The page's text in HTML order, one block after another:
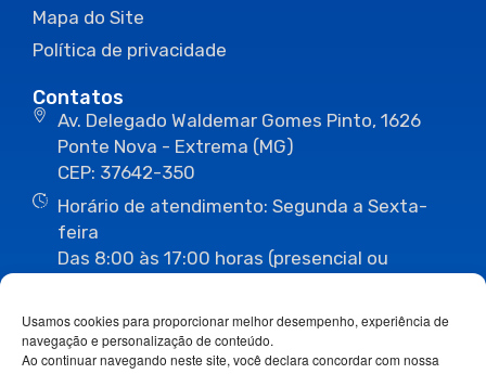
Usamos cookies para proporcionar melhor desempenho, experiência de
navegação e personalização de conteúdo.
Ao continuar navegando neste site, você declara concordar com nossa
Mapa do Site
Política de privacidade
Contatos
Av. Delegado Waldemar Gomes Pinto, 1626
Ponte Nova - Extrema (MG)
CEP: 37642-350
Horário de atendimento: Segunda a Sexta-
feira
Das 8:00 às 17:00 horas (presencial ou
(35) 3435-1112 (35) 3435-3063
ouvidoria@camaraextrema.mg.gov.br
imprensa@camaraextrema.mg.gov.br